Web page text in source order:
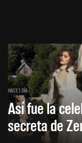
HACE 1 DÍA
Así fue la
secreta de